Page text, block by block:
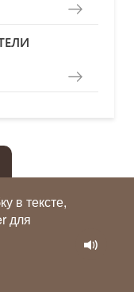
в тексте,
для